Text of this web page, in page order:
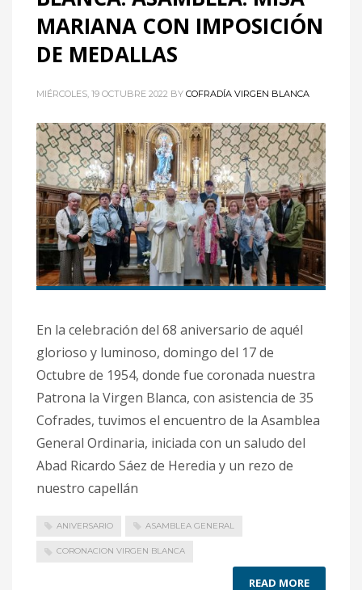
MARIANA CON IMPOSICIÓN
DE MEDALLAS
MIÉRCOLES, 19 OCTUBRE 2022 BY COFRADÍA VIRGEN BLANCA
En la celebración del 68 aniversario de aquél
glorioso y luminoso, domingo del 17 de
Octubre de 1954, donde fue coronada nuestra
Patrona la Virgen Blanca, con asistencia de 35
Cofrades, tuvimos el encuentro de la Asamblea
General Ordinaria, iniciada con un saludo del
Abad Ricardo Sáez de Heredia y un rezo de
nuestro capellán
ANIVERSARIO ASAMBLEA GENERAL
CORONACION VIRGEN BLANCA
READ MORE